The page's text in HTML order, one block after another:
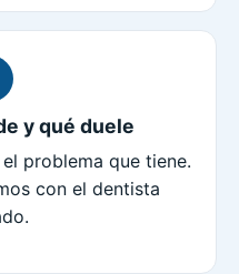
y qué duele
problema que tiene.
con el dentista